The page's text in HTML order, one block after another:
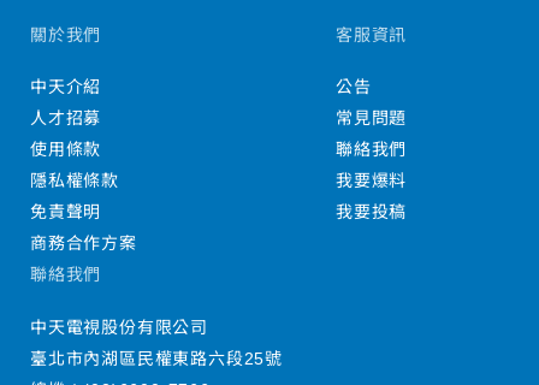
關於我們
中天介紹
人才招募
使用條款
隱私權條款
免責聲明
商務合作方案
客服資訊
公告
常見問題
聯絡我們
我要爆料
我要投稿
聯絡我們
中天電視股份有限公司
臺北市內湖區民權東路六段25號